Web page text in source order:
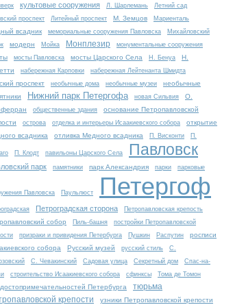
культовые сооружения Л. Шарлемань
Летний сад
проспект
Литейный проспект М. Земцов Мариенталь
всадник мемориальные сооружения Павловска
Михайловский
модерн Мойка Монплезир монументальные сооружения
мосты Павловска мосты Царского Села Н. Бенуа
Н.
набережная Карповки набережная Лейтенанта Шмидта
проспект необычные дома необычные музеи
необычные
Нижний парк Петергофа новая Сильвия
О.
общественные здания
основание Петропавловской
острова отделка и интерьеры Исаакиевского собора
открытие
всадника
отливка Медного всадника П. Висконти П.
П. Клодт павильоны Царского Села Павловск
парк памятники парк Александрия парки парковые
Павловска Паульлюст Петергоф
Петроградская сторона Петропавловская крепость
собор Пиль-башня
постройки Петропавловской
призраки и привидения Петербурга Пушкин Распутин
росписи
собора
Русский музей русский стиль
С.
С. Чевакинский Садовая улица Секретный дом
Спас-на-
строительство Исаакиевского собора сфинксы Тома де Томон
Петербурга
тюрьма
крепости
узники Петропавловской крепости